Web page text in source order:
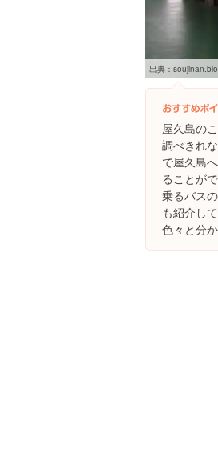
出典：
屋久島の
調べきれ
で屋久島
ることが
乗るバス
も紹介し
色々と分